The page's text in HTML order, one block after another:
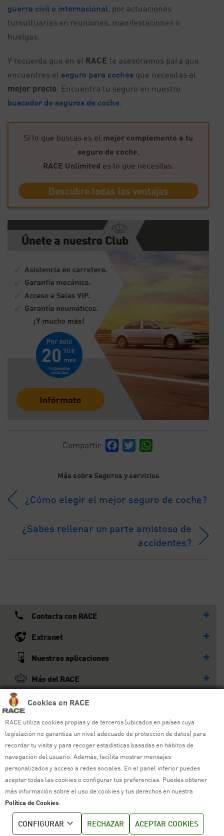
Cookies en RACE
RACE utiliza cookies propias y de terceros (ubicados en países cuya
legislación no garantiza un nivel adecuado de protección de datos) para
recordar tu visita y para recoger estadísticas basadas en hábitos de
navegación del usuario. Además, facilita mostrar mensajes
personalizados y acceso a redes sociales. En el panel inferior puedes
aceptar todas las cookies o configurar tus preferencias. Puedes obtener
más información sobre el uso de cookies y tus derechos en nuestra
Política de Cookies
CONFIGURAR RECHAZAR ACEPTAR COOKIES
guerra civil o internacional, por actuaciones
tumultuarias en reuniones, manifestaciones o
huelgas.
Y recuerda que en el RACE te asesoramos para que
encuentres el seguro para coches que necesitas al
mejor precio . Encuentra tu seguro en nuestro
buscador de seguros de coche
Si lo que buscas es el mejor complemento a tu
seguro de coche,
RACE Unlimited es lo que necesitas.
Descubre todas las ventajas
Compartir: Facebook
Twitter
Más sobre Seguros y servicios
¿Cómo elegir el mejor seguro de coche?
¿Sabes rellenar un parte amistoso de
accidentes?
Contacta con RACE
Extranet
Nuestras aplicaciones
Más del RACE
Todos los derechos reservados
Ayuda y sitemap
Aviso legal
Política de privacidad
Política de venta